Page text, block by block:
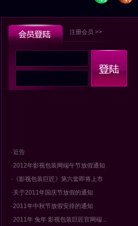
注册会员 >>
·近告
·2012年影视包装网端午节放假通知
·《影视包装巨匠》第六套即将上市
·关于2011年国庆节放假的通知
·2011年中秋节放假安排的通知
·2011年 兔年 影视包装巨匠官网端...